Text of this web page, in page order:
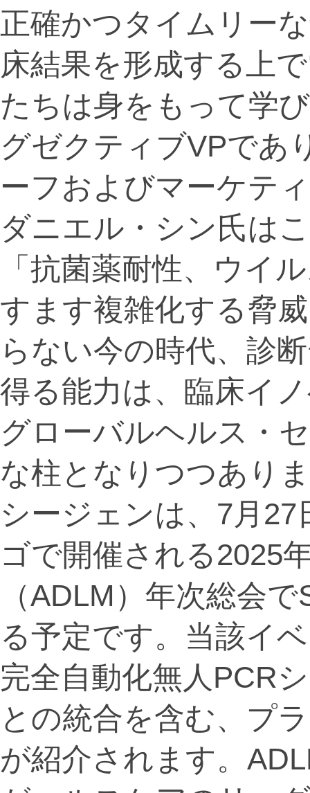
正確かつタイムリー
床結果を形成する上
たちは身をもって学
グゼクティブVPであ
ーフおよびマーケテ
ダニエル・シン氏は
「抗菌薬耐性、ウイ
すます複雑化する脅
らない今の時代、診
得る能力は、臨床イ
グローバルヘルス・
な柱となりつつあり
シージェンは、7月
ゴで開催される2025
（ADLM）年次総会
る予定です。当該イ
完全自動化無人PCR
との統合を含む、プ
が紹介されます。